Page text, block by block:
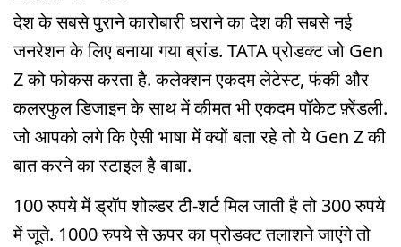
देश के सबसे पुराने कारोबारी घराने का देश की सबसे नई
जनरेशन के लिए बनाया गया ब्रांड. TATA प्रोडक्ट जो Gen
Z को फोकस करता है. कलेक्शन एकदम लेटेस्ट, फंकी और
कलरफुल डिजाइन के साथ में कीमत भी एकदम पॉकेट फ़्रेंडली.
जो आपको लगे कि ऐसी भाषा में क्यों बता रहे तो ये Gen Z की
बात करने का स्टाइल है बाबा.
100 रुपये में ड्रॉप शोल्डर टी-शर्ट मिल जाती है तो 300 रुपये
में जूते. 1000 रुपये से ऊपर का प्रोडक्ट तलाशने जाएंगे तो